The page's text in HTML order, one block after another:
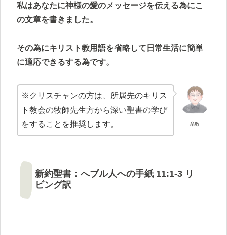
私はあなたに神様の愛のメッセージを伝える為にこ
の文章を書きました。
その為にキリスト教用語を省略して日常生活に簡単
に適応できるする為です。
糸数
※クリスチャンの方は、所属先のキリス
ト教会の牧師先生方から深い聖書の学び
をすることを推奨します。
新約聖書：へブル人への手紙 11:1-3 リ
ビング訳